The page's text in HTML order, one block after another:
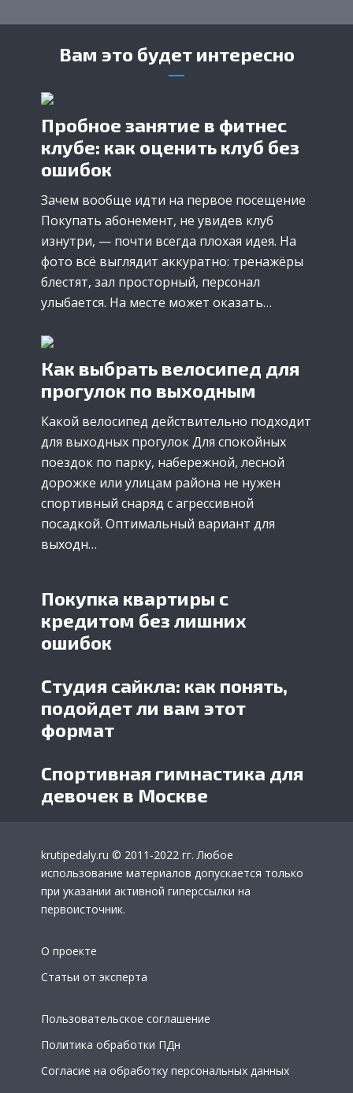
Вам это будет интересно
Пробное занятие в фитнес
клубе: как оценить клуб без
ошибок
Зачем вообще идти на первое посещение
Покупать абонемент, не увидев клуб
изнутри, — почти всегда плохая идея. На
фото всё выглядит аккуратно: тренажёры
блестят, зал просторный, персонал
улыбается. На месте может оказать…
Как выбрать велосипед для
прогулок по выходным
Какой велосипед действительно подходит
для выходных прогулок Для спокойных
поездок по парку, набережной, лесной
дорожке или улицам района не нужен
спортивный снаряд с агрессивной
посадкой. Оптимальный вариант для
выходн…
Покупка квартиры с
кредитом без лишних
ошибок
Студия сайкла: как понять,
подойдет ли вам этот
формат
Спортивная гимнастика для
девочек в Москве
krutipedaly.ru © 2011-2022 гг. Любое
использование материалов допускается только
при указании активной гиперссылки на
первоисточник.
О проекте
Статьи от эксперта
Пользовательское соглашение
Политика обработки ПДн
Согласие на обработку персональных данных